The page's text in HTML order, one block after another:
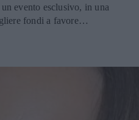
evento esclusivo, in una
fondi a favore